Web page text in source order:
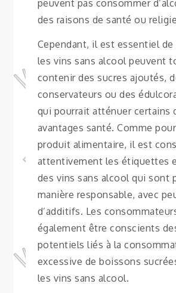
peuvent pas consommer
des raisons de santé ou
Cependant, il est essentiel
les vins sans alcool peuvent
contenir des sucres ajoutés,
conservateurs ou des
qui pourrait atténuer certains
avantages santé. Comme
produit alimentaire, il est
attentivement les étiquettes
des vins sans alcool qui sont
manière responsable, avec
d’additifs. Les
également être conscients
potentiels liés à la
excessive de boissons
les vins sans alcool.